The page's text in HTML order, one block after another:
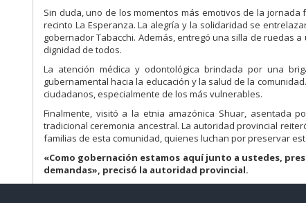
Sin duda, uno de los momentos más emotivos de la jornada
recinto La Esperanza. La alegría y la solidaridad se
gobernador Tabacchi. Además, entregó una silla de ruedas
dignidad de todos.
La atención médica y odontológica brindada por una
gubernamental hacia la educación y la salud de la
ciudadanos, especialmente de los más vulnerables.
Finalmente, visitó a la etnia amazónica Shuar, asentada
tradicional ceremonia ancestral. La autoridad provincial
familias de esta comunidad, quienes luchan por preservar
«Como gobernación estamos aquí junto a ustedes,
demandas», precisó la autoridad provincial.